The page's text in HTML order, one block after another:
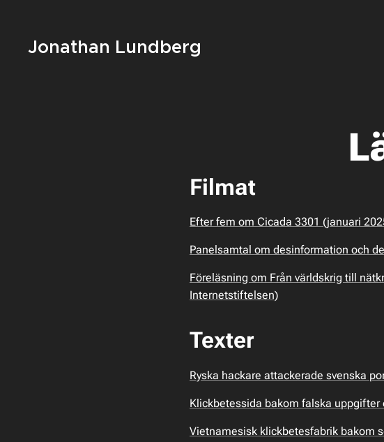
Jonathan Lundberg
Filmat
Efter fem om Cicada 3301 (januari
Panelsamtal om desinformation och
Föreläsning om Från världskrig till
Internetstiftelsen)
Texter
Ryska hackare attackerade svenska
Klickbetessida bakom falska
Vietnamesisk klickbetesfabrik bakom